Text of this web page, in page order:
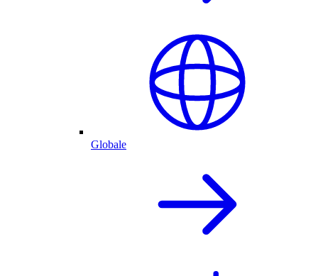
Globale